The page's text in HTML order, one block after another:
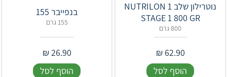
נוטרילון שלב 1 NUTRILON
STAGE 1 800 GR
800 גרם
62.90
₪
הוסף לסל
בנפייבר 155
155 גרם
26.90
₪
הוסף לסל